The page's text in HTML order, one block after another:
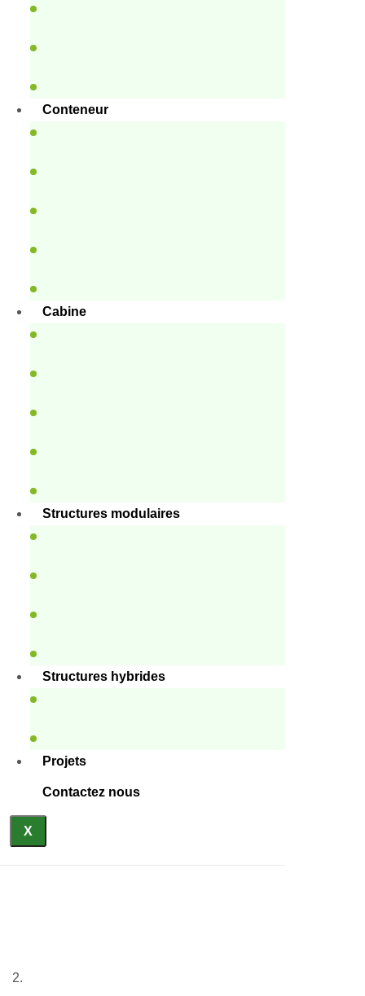
Conteneur
Cabine
Structures modulaires
Structures hybrides
Projets
Contactez nous
X